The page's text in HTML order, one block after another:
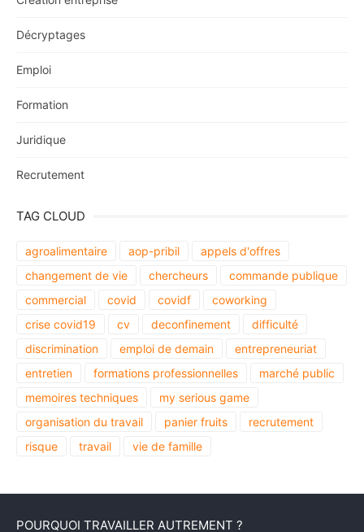
Décryptages
Emploi
Formation
Juridique
Recrutement
TAG CLOUD
agroalimentaire aop-pribil
appels d'offres
changement de vie
chercheurs
commande publique
commercial
covid covidf
coworking
crise covid19
cv deconfinement
difficulté
discrimination
emploi de demain
entrepreneuriat
entretien
formations professionnelles
marché public
memoires techniques
my serious game
organisation du travail
panier fruits
recrutement
risque
travail vie de famille
POURQUOI TRAVAILLER AUTREMENT ?